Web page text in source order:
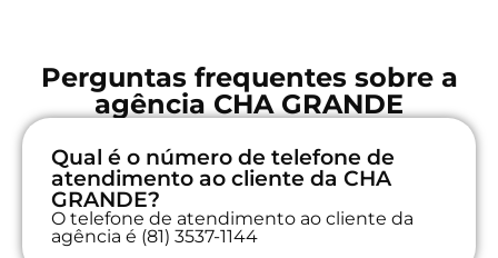
Perguntas frequentes sobre a
agência CHA GRANDE
Qual é o número de telefone de
atendimento ao cliente da CHA
GRANDE?
O telefone de atendimento ao cliente da
agência é (81) 3537-1144